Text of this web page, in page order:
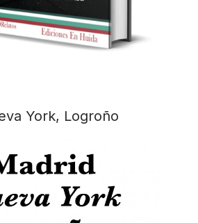
York, Logroño